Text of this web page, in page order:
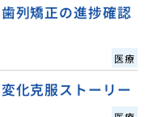
列矯正の進捗確認
医療
化克服ストーリー